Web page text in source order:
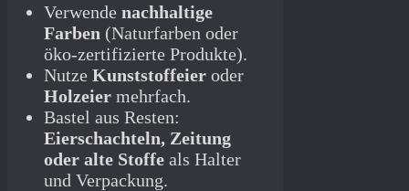
Verwende nachhaltige
Farben (Naturfarben oder
öko-zertifizierte Produkte).
Nutze Kunststoffeier oder
Holzeier mehrfach.
Bastel aus Resten:
Eierschachteln, Zeitung
oder alte Stoffe als Halter
und Verpackung.